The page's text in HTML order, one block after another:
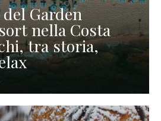
Garden
nella Costa
tra storia,